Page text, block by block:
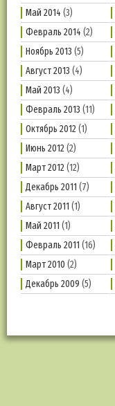
Май 2014 (3)
Февраль 2014 (2)
Ноябрь 2013 (5)
Август 2013 (4)
Май 2013 (4)
Февраль 2013 (11)
Октябрь 2012(1)
Июнь 2012(2)
Март 2012(12)
Декабрь 2011 (7)
Август 2011 (1)
Май 2011 (1)
Февраль 2011 (16)
Март 2010 (2)
Декабрь 2009 (5)